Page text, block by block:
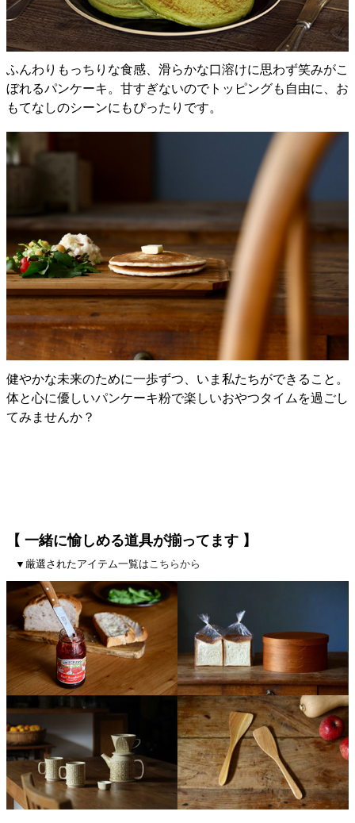
ふんわりもっちりな食感、滑らかな口溶けに思わず笑みがこ
ぼれるパンケーキ。甘すぎないのでトッピングも自由に、お
もてなしのシーンにもぴったりです。
健やかな未来のために一歩ずつ、いま私たちができること。
体と心に優しいパンケーキ粉で楽しいおやつタイムを過ごし
てみませんか？
【 一緒に愉しめる道具が揃ってます 】
▼厳選されたアイテム一覧は こちらから